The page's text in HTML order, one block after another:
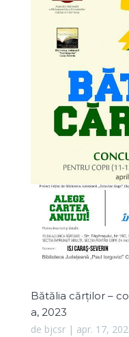
Bătălia cărților –
a, 2023
de bjcsr| apr. 17,